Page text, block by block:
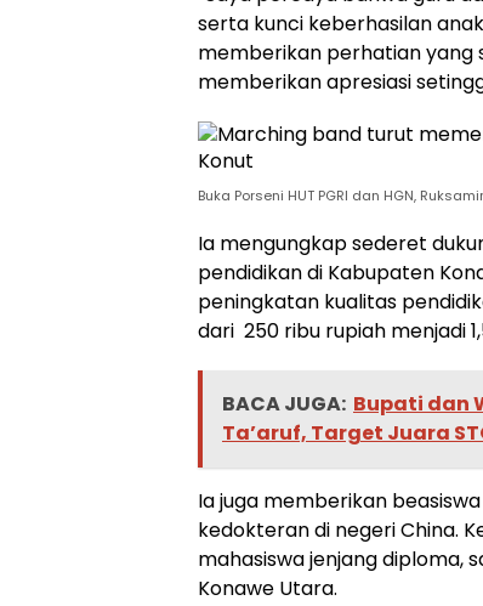
serta kunci keberhasilan
memberikan perhatian yang
memberikan apresiasi
Buka Porseni HUT PGRI dan HGN,
Ia mengungkap sederet
pendidikan di Kabupaten
peningkatan kualitas
dari 250 ribu rupiah menjadi
BACA JUGA: Bupati dan
Ta’aruf, Target Juara
Ia juga memberikan
kedokteran di negeri China.
mahasiswa jenjang diploma,
Konawe Utara.